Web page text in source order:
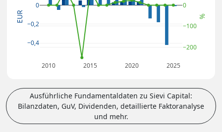
2010 2015 2020 2025
−0,4
−0,2
0
−200
−100
0
EUR %
Ausführliche Fundamentaldaten zu Sievi Capital:
Bilanzdaten, GuV, Dividenden, detaillierte Faktoranalyse
und mehr.